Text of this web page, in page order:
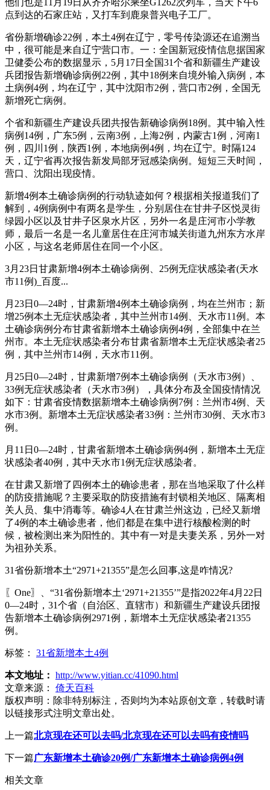
点到达的石家庄站，又打车到鹿泉普兴电子工厂。
省份新增确诊22例，本土4例在辽宁，零号传染源还在追溯当
中，很可能是来自辽宁营口市。一：全国新冠疫情信息据国家
卫健委公布的数据显示，5月17日全国31个省和新疆生产建设
兵团报告新增确诊病例22例，其中18例来自境外输入病例，本
土病例4例，均在辽宁，其中沈阳市2例，营口市2例，全国无
新增死亡病例。
个省和新疆生产建设兵团共报告新确诊病例18例。其中输入性
病例14例，广东5例，云南3例，上海2例，内蒙古1例，河南1
例，四川1例，陕西1例，本地病例4例，均在辽宁。时隔124
天，辽宁省再次报告新发局部牙冠感染病例。短短三天时间，
营口、沈阳出现疫情。
新增4例本土确诊病例的行动轨迹如何？根据相关报道我们了
解到，4例病例中有两名是学生，分别居住在甘井子区悦灵街
绿园小区以及甘井子区泉水片区，另外一名是庄河市小学教
师，最后一名是一名儿童居住在庄河市城关街道九州东方水岸
小区，与这名老师居住在同一个小区。
3月23日甘肃新增4例本土确诊病例、25例无症状感染者(天水
市11例)_百度...
月23日0—24时，甘肃新增4例本土确诊病例，均在兰州市；新
增25例本土无症状感染者，其中兰州市14例、天水市11例。本
土确诊病例分布甘肃省新增本土确诊病例4例，全部集中在兰
州市。本土无症状感染者分布甘肃省新增本土无症状感染者25
例，其中兰州市14例，天水市11例。
月25日0—24时，甘肃新增7例本土确诊病例（天水市3例）、
33例无症状感染者（天水市3例），具体分布及全国疫情情况
如下：甘肃省疫情数据新增本土确诊病例7例：兰州市4例、天
水市3例。新增本土无症状感染者33例：兰州市30例、天水市3
例。
月11日0—24时，甘肃省新增本土确诊病例4例，新增本土无症
状感染者40例，其中天水市1例无症状感染者。
在甘肃又新增了四例本土的确诊患者，那在当地采取了什么样
的防疫措施呢？主要采取的防疫措施有封锁相关地区、隔离相
关人员、集中消毒等。确诊4人在甘肃兰州这边，已经又新增
了4例的本土确诊患者，他们都是在集中进行核酸检测的时
候，被检测出来为阳性的。其中有一对是夫妻关系，另外一对
为祖孙关系。
31省份新增本土“2971+21355”是怎么回事,这是咋情况?
〖One〗、“31省份新增本土‘2971+21355’”是指2022年4月22日
0—24时，31个省（自治区、直辖市）和新疆生产建设兵团报
告新增本土确诊病例2971例，新增本土无症状感染者21355
例。
标签： 31省新增本土4例
本文地址： http://www.yitian.cc/41090.html
文章来源：
倚天百科
版权声明： 除非特别标注，否则均为本站原创文章，转载时请
以链接形式注明文章出处。
上一篇北京现在还可以去吗/北京现在还可以去吗有疫情吗
下一篇广东新增本土确诊20例/广东新增本土确诊病例4例
相关文章